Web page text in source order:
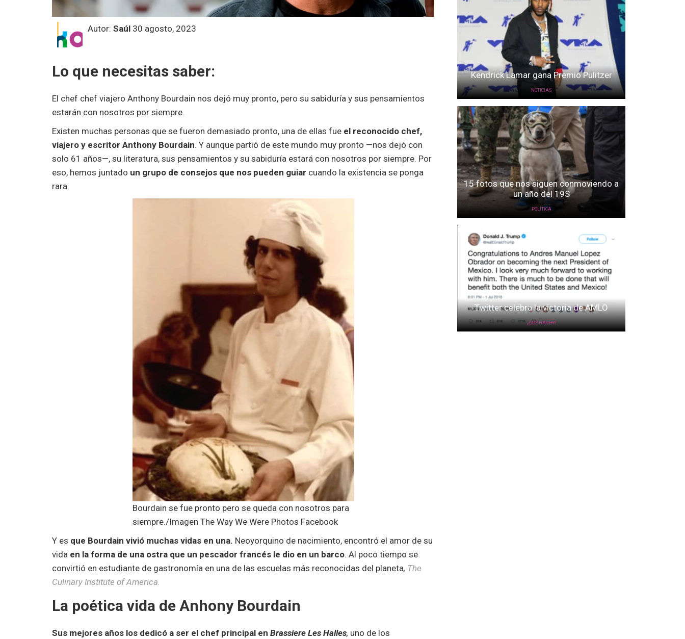
Autor: Saúl 30 agosto, 2023
Lo que necesitas saber:
El chef chef viajero Anthony Bourdain nos dejó muy pronto, pero su sabiduría y sus pensamientos
estarán con nosotros por siempre.
Existen muchas personas que se fueron demasiado pronto, una de ellas fue el reconocido chef,
viajero y escritor Anthony Bourdain. Y aunque partió de este mundo muy pronto —nos dejó con
solo 61 años—, su literatura, sus pensamientos y su sabiduría estará con nosotros por siempre. Por
eso, hemos juntado un grupo de consejos que nos pueden guiar cuando la existencia se ponga
rara.
Bourdain se fue pronto pero se queda con nosotros para
siempre./Imagen The Way We Were Photos Facebook
Y es que Bourdain vivió muchas vidas en una. Neoyorquino de nacimiento, encontró el amor de su
vida en la forma de una ostra que un pescador francés le dio en un barco. Al poco tiempo se
convirtió en estudiante de gastronomía en una de las escuelas más reconocidas del planeta, The
Culinary Institute of America.
La poética vida de Anhony Bourdain
Sus mejores años los dedicó a ser el chef principal en Brassiere Les Halles, uno de los
Kendrick Lamar gana Premio Pulitzer
NOTICIAS
15 fotos que nos siguen conmoviendo a
un año del 19S
POLÍTICA
Twitter celebra la victoria de AMLO
¿QUÉ HACER?